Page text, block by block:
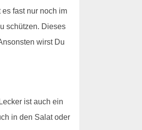
fast nur noch im
schützen. Dieses
wirst Du
ist auch ein
in den Salat oder